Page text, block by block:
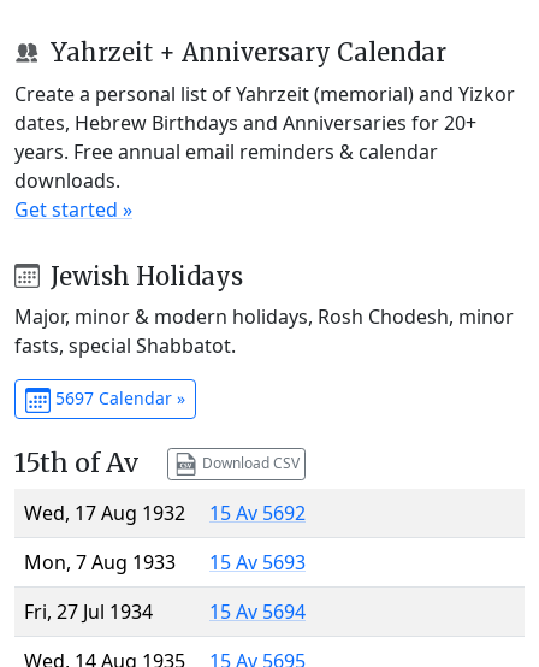
Yahrzeit + Anniversary Calendar
Create a personal list of Yahrzeit (memorial) and Yizkor
dates, Hebrew Birthdays and Anniversaries for 20+
years. Free annual email reminders & calendar
downloads.
Get started »
Jewish Holidays
Major, minor & modern holidays, Rosh Chodesh, minor
fasts, special Shabbatot.
5697 Calendar »
15th of Av Download CSV
Wed, 17 Aug 1932
15 Av 5692
Mon, 7 Aug 1933
15 Av 5693
Fri, 27 Jul 1934
15 Av 5694
Wed, 14 Aug 1935
15 Av 5695